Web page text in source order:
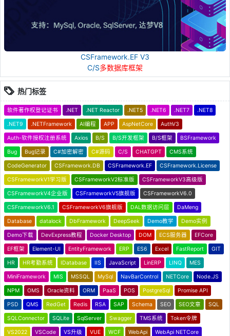
CSFramework.EF V3
C/S多数据库框架
热门标签
软件著作权登记证书 .NET .NET Reactor .NET5 .NET6 .NET7 .NET8
.NET9 .NETFramework AI编程 APP AspNetCore AuthV3
Auth-软件授权注册系统 Axios B/S B/S开发框架 B/S框架 BSFramework
Bug Bug记录 C#加密解密 C#源码 C/S CHATGPT CMS系统
CodeGenerator CSFramework.DB CSFramework.EF CSFramework.License
CSFrameworkV1学习版 CSFrameworkV2标准版 CSFrameworkV3高级版
CSFrameworkV4企业版 CSFrameworkV5旗舰版 CSFrameworkV6.0
CSFrameworkV6.1 CSFrameworkV6旗舰版 DAL数据访问层 DaMeng
Database datalock DbFramework DeepSeek Demo教学 Demo实例
Demo下载 DevExpress教程 Docker Desktop DOM ECS服务器 EFCore
EF框架 Element-UI EntityFramework ERP ES6 Excel FastReport GIT
HR HR考勤系统 IDatabase IIS JavaScript LinERP LINQ MES
MiniFramework MIS MSSQL MySql NavBarControl NETCore Node.JS
NPM OMS Oracle资料 ORM PaaS POS PostgreSql Promise API
PSD QMS RedGet Redis RSA SAP Schema SEO SEO文章 SQL
SQLConnector SQLite SqlServer Swagger TMS系统 Token令牌
VS2022 VSCode VS升级 VUE WCF WebApi WebApi NETCore